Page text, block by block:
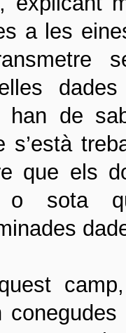
a les
han de
s’està
que els
o sota